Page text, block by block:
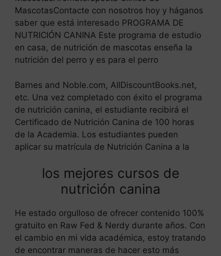
MascotasContacte con nosotros hoy y háganos
saber que está interesado PROGRAMA DE
NUTRICIÓN CANINA Este programa de estudio
en casa, de nutrición de mascotas enseña la
nutrición del perro y es para el perro
Barnes and Noble.com, AllDiscountBooks.net,
etc. Una vez completado con éxito el programa
de nutrición canina, el estudiante recibirá el
Certificado de Nutrición Canina de 100 horas
de la Academia. Los estudiantes pueden
aplicar su matrícula de Nutrición Canina a la
los mejores cursos de
nutrición canina
He estado orgulloso de ofrecer contenido 100%
gratuito en Raw Fed & Nerdy durante años. Con
el cambio en mi vida académica, estoy tratando
de encontrar maneras de hacer esto más